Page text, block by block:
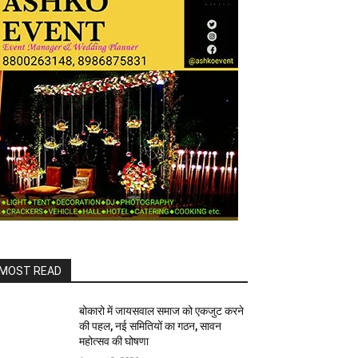
READ
बोकारो में जायसवाल समाज को एकजुट करने
की पहल, नई समितियों का गठन, सावन
महोत्सव की घोषणा